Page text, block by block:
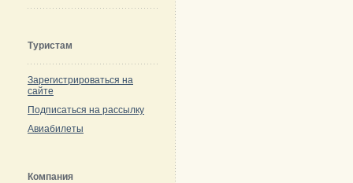
Туристам
Зарегистрироваться на
сайте
Подписаться на рассылку
Авиабилеты
Компания